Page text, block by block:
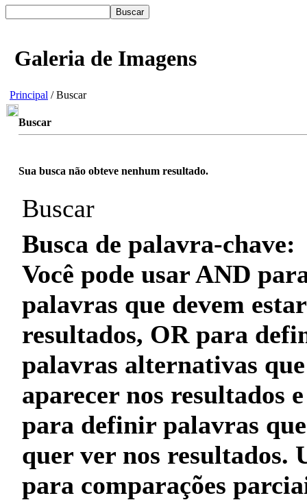
Galeria de Imagens
Principal / Buscar
Buscar
Sua busca não obteve nenhum resultado.
Buscar
Busca de palavra-chave:
Você pode usarAND
palavras que devem
resultados, ORpara
palavras alternativas
aparecer nos resultados
para definir palavras
quer ver nos resultados.
para comparações